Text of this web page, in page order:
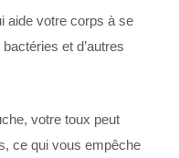
aide votre corps à se
et d’autres
votre toux peut
ce qui vous empêche